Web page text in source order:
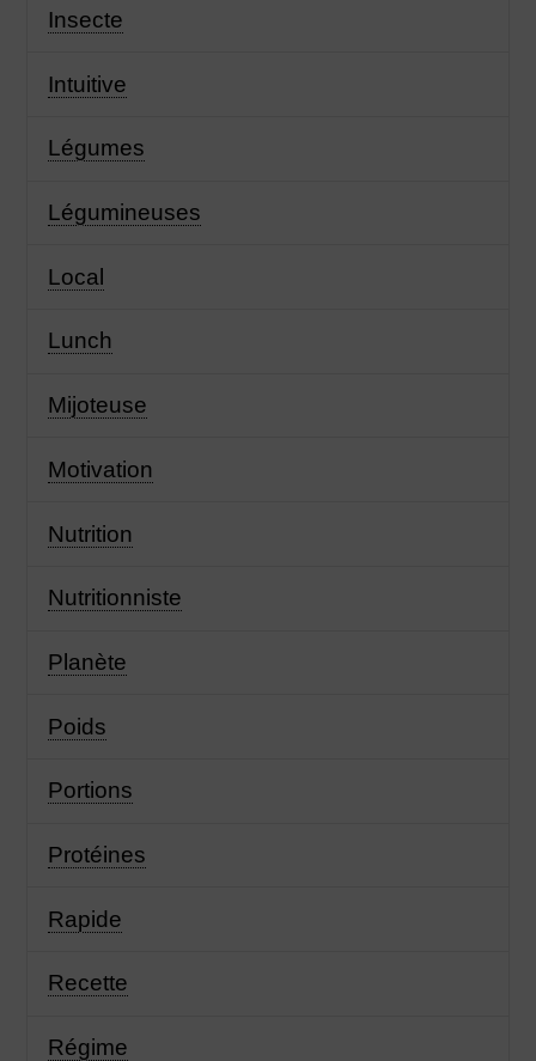
Insecte
Intuitive
Légumes
Légumineuses
Local
Lunch
Mijoteuse
Motivation
Nutrition
Nutritionniste
Planète
Poids
Portions
Protéines
Rapide
Recette
Régime